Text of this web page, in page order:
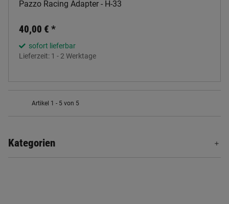
Pazzo Racing Adapter - H-33
40,00 € *
sofort lieferbar
Lieferzeit: 1 - 2 Werktage
Artikel 1 - 5 von 5
Kategorien